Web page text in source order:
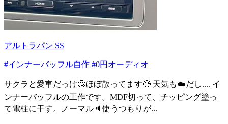
アルトラパン SS
#インナーバッフル自作 #0円オーディオ
サクラと愛車だっけ🙄ほぼ散ってます🥲 天気も☁️だし.... イ
ンナーバッフルの工作です。MDF切って、チッピング塗っ
て電柱に干す。ノーマル🔈使うつもりが...